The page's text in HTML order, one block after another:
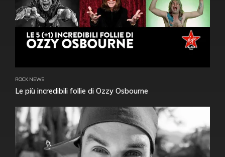
ROCK NEWS
Le più incredibili follie di Ozzy Osbourne